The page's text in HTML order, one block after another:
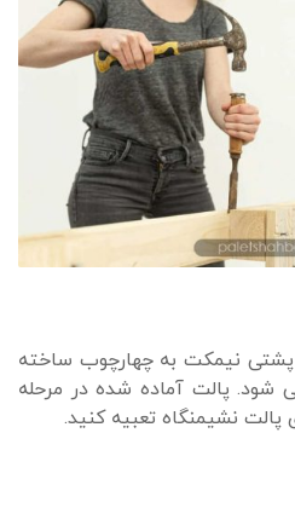
پشتی نیمکت به چهارچوب ساخته
پالت آماده شده در مرحله
نشیمنگاه تعبیه کنید.